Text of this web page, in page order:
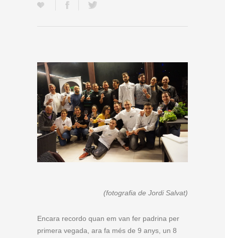
(fotografia de Jordi Salvat)
Encara recordo quan em van fer padrina per
primera vegada, ara fa més de 9 anys, un 8